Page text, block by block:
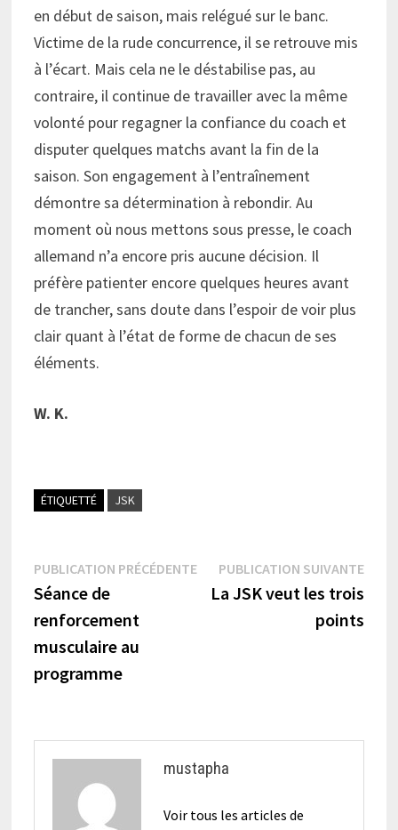
en début de saison, mais relégué sur le banc.
Victime de la rude concurrence, il se retrouve mis
à l’écart. Mais cela ne le déstabilise pas, au
contraire, il continue de travailler avec la même
volonté pour regagner la confiance du coach et
disputer quelques matchs avant la fin de la
saison. Son engagement à l’entraînement
démontre sa détermination à rebondir. Au
moment où nous mettons sous presse, le coach
allemand n’a encore pris aucune décision. Il
préfère patienter encore quelques heures avant
de trancher, sans doute dans l’espoir de voir plus
clair quant à l’état de forme de chacun de ses
éléments.
W. K.
ÉTIQUETTÉ JSK
Navigation
de
l’article
PUBLICATION PRÉCÉDENTEPublication
précédente :
Séance de
renforcement
musculaire au
programme
PUBLICATION SUIVANTE
La JSK veut les trois
points
mustapha
Voir tous les articles de